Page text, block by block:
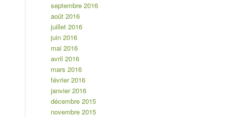
septembre 2016
août 2016
juillet 2016
juin 2016
mai 2016
avril 2016
mars 2016
février 2016
janvier 2016
décembre 2015
novembre 2015